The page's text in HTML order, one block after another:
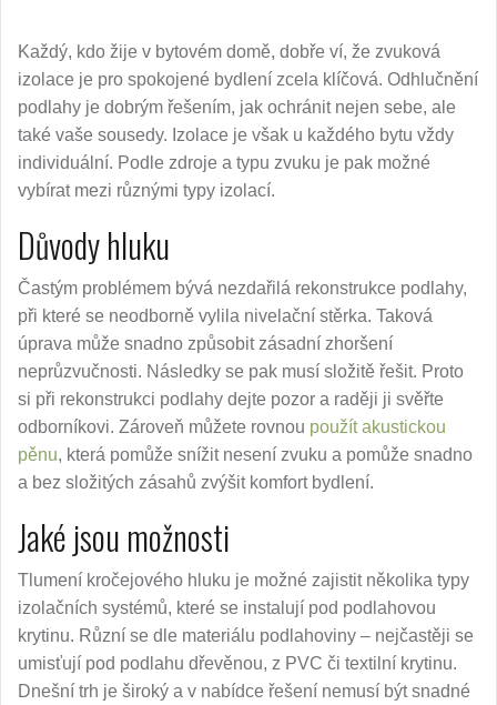
Každý, kdo žije v bytovém domě, dobře ví, že zvuková
izolace je pro spokojené bydlení zcela klíčová. Odhlučnění
podlahy je dobrým řešením, jak ochránit nejen sebe, ale
také vaše sousedy. Izolace je však u každého bytu vždy
individuální. Podle zdroje a typu zvuku je pak možné
vybírat mezi různými typy izolací.
Důvody hluku
Častým problémem bývá nezdařilá rekonstrukce podlahy,
při které se neodborně vylila nivelační stěrka. Taková
úprava může snadno způsobit zásadní zhoršení
neprůzvučnosti. Následky se pak musí složitě řešit. Proto
si při rekonstrukci podlahy dejte pozor a raději ji svěřte
odborníkovi. Zároveň můžete rovnou použít akustickou
pěnu, která pomůže snížit nesení zvuku a pomůže snadno
a bez složitých zásahů zvýšit komfort bydlení.
Jaké jsou možnosti
Tlumení kročejového hluku je možné zajistit několika typy
izolačních systémů, které se instalují pod podlahovou
krytinu. Různí se dle materiálu podlahoviny – nejčastěji se
umisťují pod podlahu dřevěnou, z PVC či textilní krytinu.
Dnešní trh je široký a v nabídce řešení nemusí být snadné